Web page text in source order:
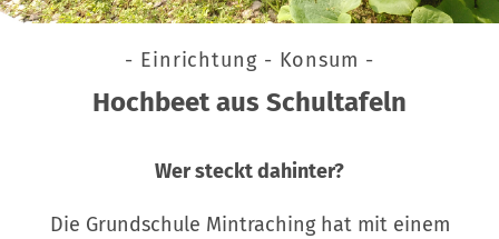
- Einrichtung - Konsum -
Hochbeet aus Schultafeln
Wer steckt dahinter?
Die Grundschule Mintraching hat mit einem